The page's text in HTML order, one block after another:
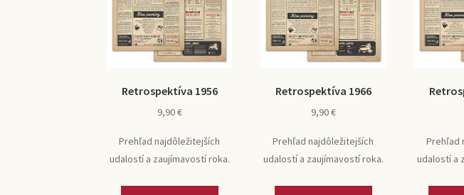
Retrospektíva 1956
9,90€
Prehľad najdôležitejších
udalostí a zaujímavostí roka.
Retrospektíva 1966
9,90€
Prehľad najdôležitejších
udalostí a zaujímavostí roka.
Prehľad
udalostí a